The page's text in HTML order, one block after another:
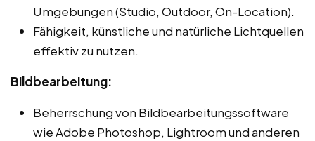
Umgebungen (Studio, Outdoor, On-Location).
Fähigkeit, künstliche und natürliche Lichtquellen
effektiv zu nutzen.
Bildbearbeitung:
Beherrschung von Bildbearbeitungssoftware
wie Adobe Photoshop, Lightroom und anderen